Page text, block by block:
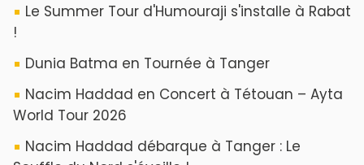
Le Summer Tour d'Humouraji s'installe à Rabat
!
Dunia Batma en Tournée à Tanger
Nacim Haddad en Concert à Tétouan – Ayta
World Tour 2026
Nacim Haddad débarque à Tanger : Le